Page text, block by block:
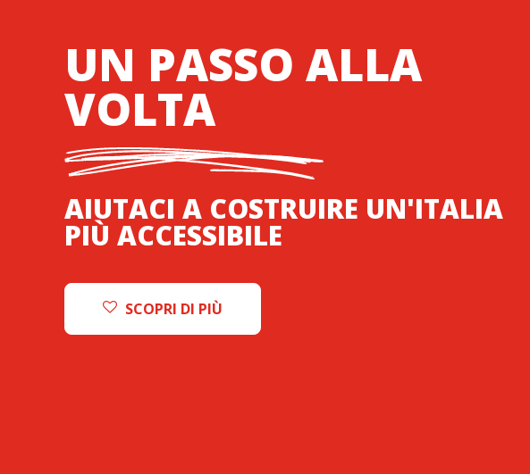
UN PASSO ALLA
VOLTA
AIUTACI A COSTRUIRE UN'ITALIA
PIÙ ACCESSIBILE
SCOPRI DI PIÙ